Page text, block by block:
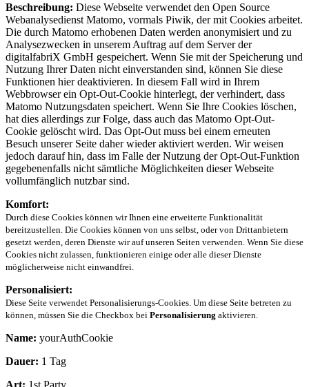
Beschreibung: Diese Webseite verwendet den Open Source
Webanalysedienst Matomo, vormals Piwik, der mit Cookies arbeitet.
Die durch Matomo erhobenen Daten werden anonymisiert und zu
Analysezwecken in unserem Auftrag auf dem Server der
digitalfabriX GmbH gespeichert. Wenn Sie mit der Speicherung und
Nutzung Ihrer Daten nicht einverstanden sind, können Sie diese
Funktionen hier deaktivieren. In diesem Fall wird in Ihrem
Webbrowser ein Opt-Out-Cookie hinterlegt, der verhindert, dass
Matomo Nutzungsdaten speichert. Wenn Sie Ihre Cookies löschen,
hat dies allerdings zur Folge, dass auch das Matomo Opt-Out-
Cookie gelöscht wird. Das Opt-Out muss bei einem erneuten
Besuch unserer Seite daher wieder aktiviert werden. Wir weisen
jedoch darauf hin, dass im Falle der Nutzung der Opt-Out-Funktion
gegebenenfalls nicht sämtliche Möglichkeiten dieser Webseite
vollumfänglich nutzbar sind.
Komfort:
Durch diese Cookies können wir Ihnen eine erweiterte Funktionalität
bereitzustellen. Die Cookies können von uns selbst, oder von Drittanbietern
gesetzt werden, deren Dienste wir auf unseren Seiten verwenden. Wenn Sie diese
Cookies nicht zulassen, funktionieren einige oder alle dieser Dienste
möglicherweise nicht einwandfrei.
Personalisiert:
Diese Seite verwendet Personalisierungs-Cookies. Um diese Seite betreten zu
können, müssen Sie die Checkbox bei Personalisierung aktivieren.
Name: yourAuthCookie
Dauer: 1 Tag
Art: 1st Party